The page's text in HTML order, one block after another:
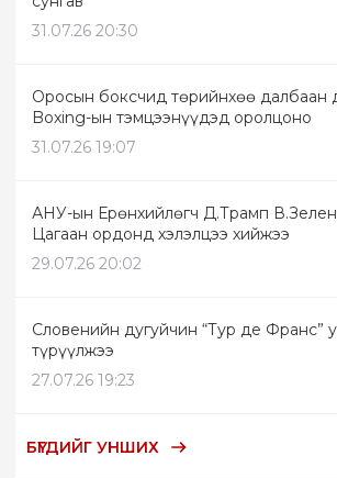
31.07.26 20:30
Оросын боксчид төрийнхөө далбаан
Boxing-ын тэмцээнүүдэд оролцоно
31.07.26 19:07
АНУ-ын Ерөнхийлөгч Д.Трамп
Цагаан ордонд хэлэлцээ хийжээ
29.07.26 20:02
Словенийн дугуйчин “Тур де Франс”
түрүүлжээ
27.07.26 19:23
БҮГДИЙГ УНШИХ